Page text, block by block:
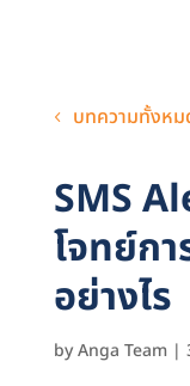
บทความทั้งหม
SMS
โจทย์ก
อย่างไร
byAnga Team|